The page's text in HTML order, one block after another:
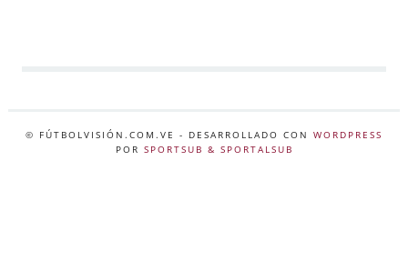
© FÚTBOLVISIÓN.COM.VE - DESARROLLADO CON WORDPRESS
POR SPORTSUB & SPORTALSUB